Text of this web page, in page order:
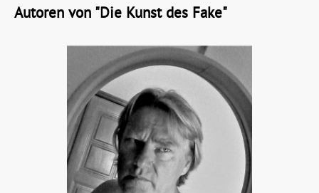
Autoren von "Die Kunst des Fake"